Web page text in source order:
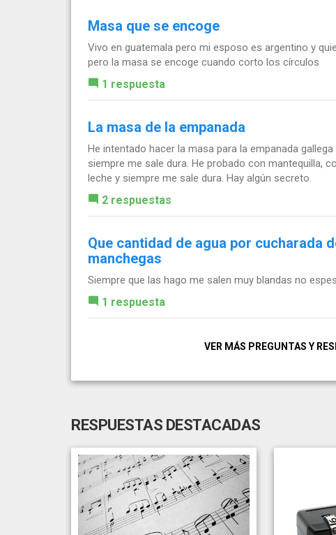
Masa que se encoge
Vivo en guatemala pero mi esposo es argentino y
pero la masa se encoge cuando corto los círculos
1 respuesta
La masa de la empanada
He intentado hacer la masa para la empanada
siempre me sale dura. He probado con mantequilla,
leche y siempre me sale dura. Hay algún secreto.
2 respuestas
Que cantidad de agua por cucharada
manchegas
Siempre que las hago me salen muy blandas no
1 respuesta
VER MÁS PREGUNTAS Y
RESPUESTAS DESTACADAS